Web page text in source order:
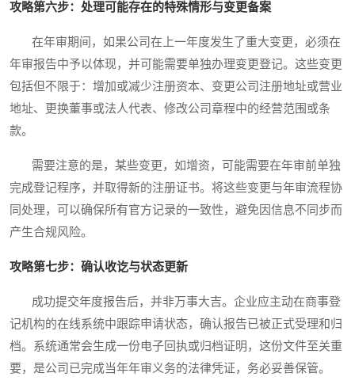
攻略第六步：处理可能存在的特殊情形与变更备案
在年审期间，如果公司在上一年度发生了重大变更，必须在
年审报告中予以体现，并可能需要单独办理变更登记。这些变更
包括但不限于：增加或减少注册资本、变更公司注册地址或营业
地址、更换董事或法人代表、修改公司章程中的经营范围或条
款。
需要注意的是，某些变更，如增资，可能需要在年审前单独
完成登记程序，并取得新的注册证书。将这些变更与年审流程协
同处理，可以确保所有官方记录的一致性，避免因信息不同步而
产生合规风险。
攻略第七步：确认收讫与状态更新
成功提交年度报告后，并非万事大吉。企业应主动在商事登
记机构的在线系统中跟踪申请状态，确认报告已被正式受理和归
档。系统通常会生成一份电子回执或归档证明，这份文件至关重
要，是公司已完成当年年审义务的法律凭证，务必妥善保管。